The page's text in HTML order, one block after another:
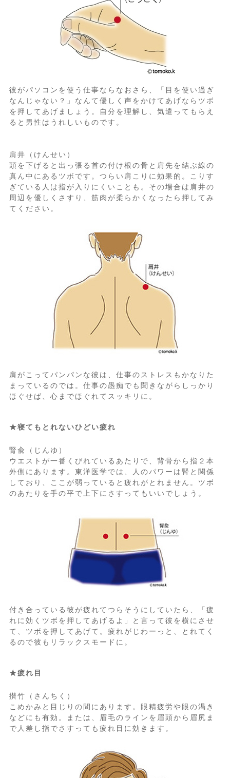
彼がパソコンを使う仕事ならなおさら、「目を使い過ぎ
なんじゃない？」なんて優しく声をかけてあげならツボ
を押してあげましょう。自分を理解し、気遣ってもらえ
ると男性はうれしいものです。
肩井（けんせい）
頭を下げると出っ張る首の付け根の骨と肩先を結ぶ線の
真ん中にあるツボです。つらい肩こりに効果的。こりす
ぎている人は指が入りにくいことも。その場合は肩井の
周辺を優しくさすり、筋肉が柔らかくなったら押してみ
てください。
肩がこってパンパンな彼は、仕事のストレスもかなりた
まっているのでは。仕事の愚痴でも聞きながらしっかり
ほぐせば、心までほぐれてスッキリに。
★寝てもとれないひどい疲れ
腎兪（じんゆ）
ウエストが一番くびれているあたりで、背骨から指２本
外側にあります。東洋医学では、人のパワーは腎と関係
しており、ここが弱っていると疲れがとれません。ツボ
のあたりを手の平で上下にさすってもいいでしょう。
付き合っている彼が疲れてつらそうにしていたら、「疲
れに効くツボを押してあげるよ」と言って彼を横にさせ
て、ツボを押してあげて。疲れがじわーっと、とれてく
るので彼もリラックスモードに。
★疲れ目
攅竹（さんちく）
こめかみと目じりの間にあります。眼精疲労や眼の渇き
などにも有効。または、眉毛のラインを眉頭から眉尻ま
で人差し指でさすっても疲れ目に効きます。